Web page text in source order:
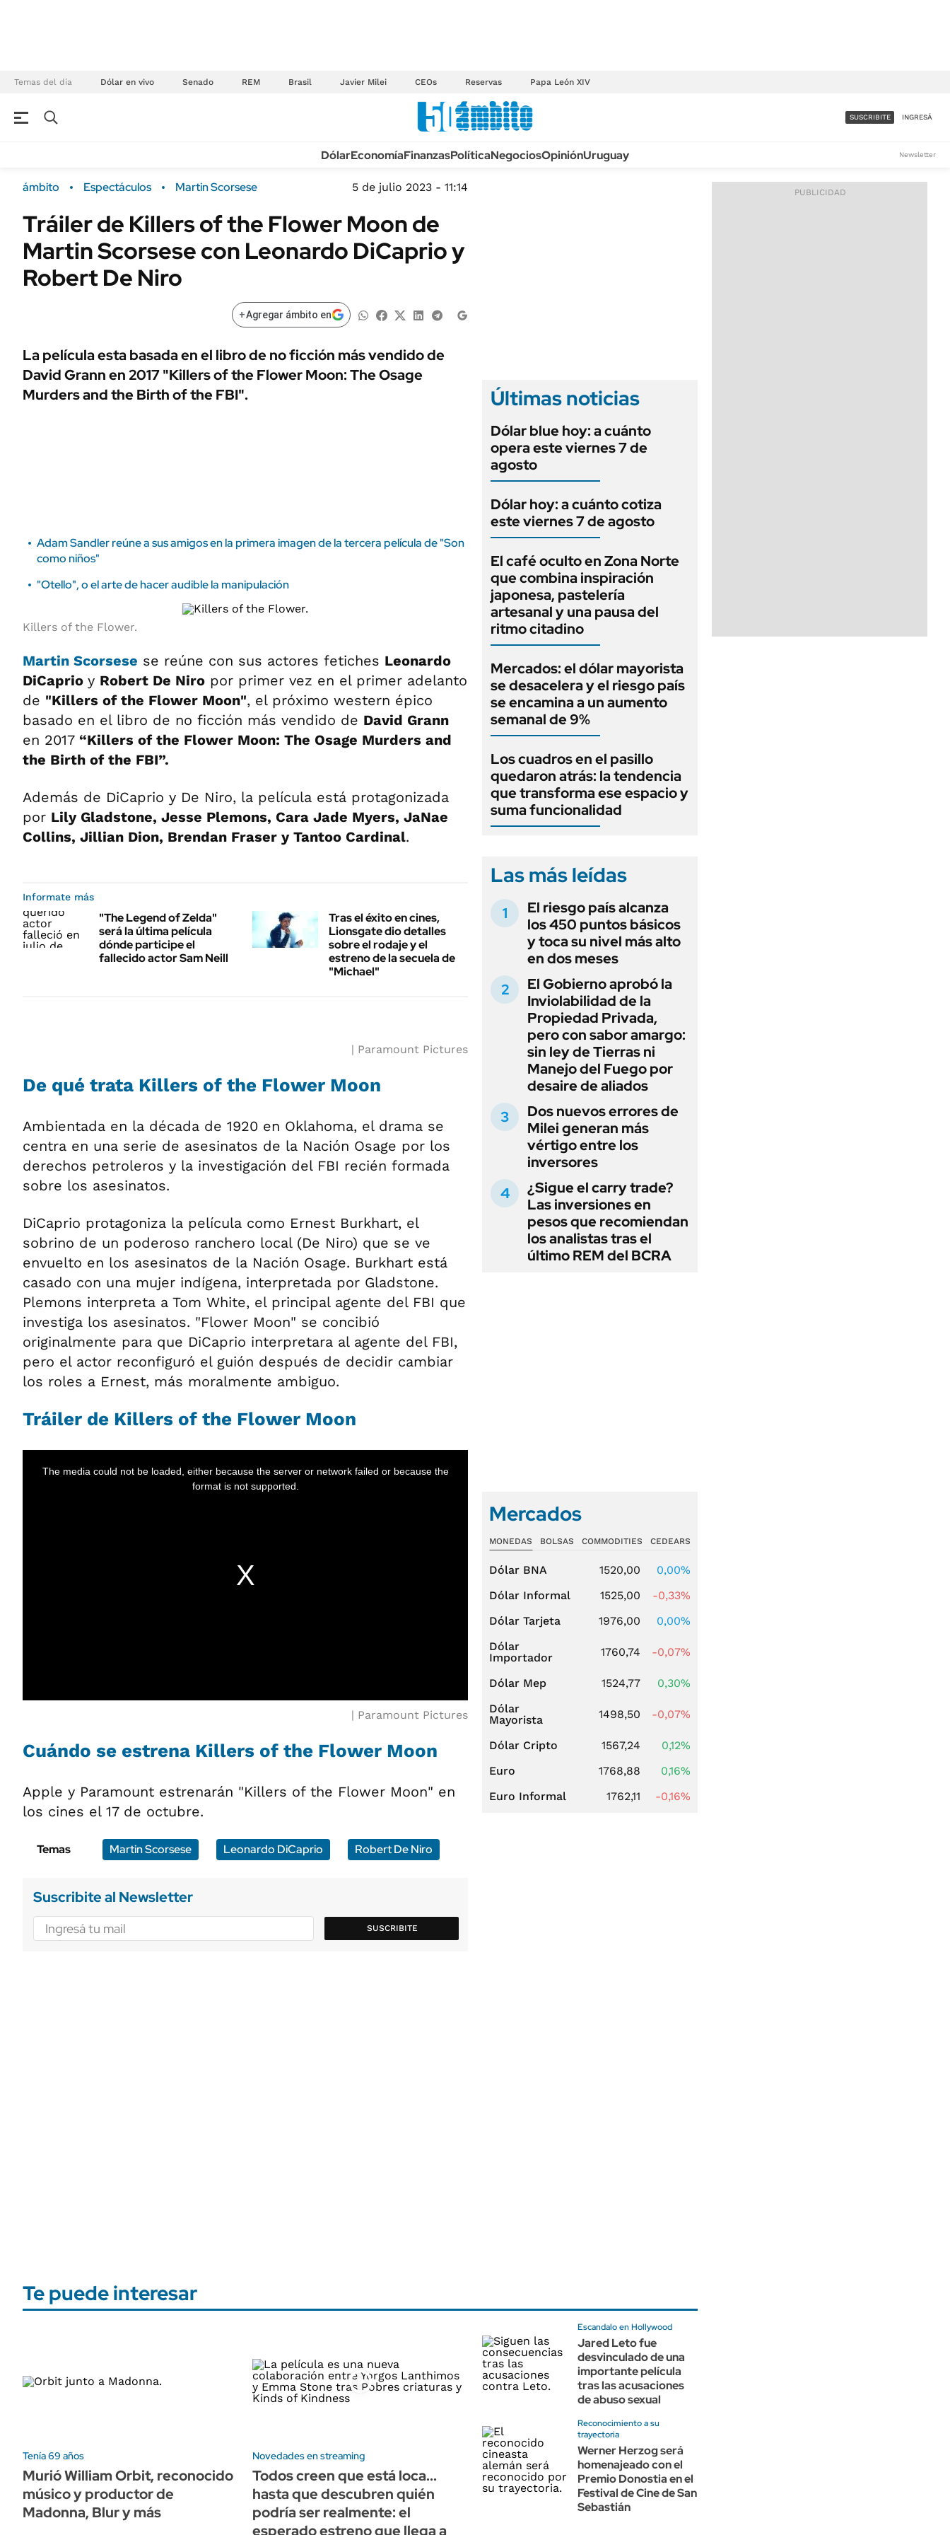
Temas del día Dólar en vivo Senado REM Brasil Javier Milei CEOs Reservas Papa León XIV
Campo
FINANZAS
Dólar
Sustentabilidad
URUGUAY
TECNOLOGÍA
MÉXICO
MUNDO
INFORMACIÓN GENERAL
AUTOS
ACCESO FULL - $1.800/MES
SUSCRIBITE INGRESÁ
DólarEconomíaFinanzasPolíticaNegociosOpiniónUruguay Newsletter
ámbito Espectáculos Martin Scorsese 5 de julio 2023 - 11:14
Tráiler de Killers of the Flower Moon de
Martin Scorsese con Leonardo DiCaprio y
Robert De Niro
+Agregar ámbito en
La película esta basada en el libro de no ficción más vendido de
David Grann en 2017 "Killers of the Flower Moon: The Osage
Murders and the Birth of the FBI".
Adam Sandler reúne a sus amigos en la primera imagen de la tercera película de "Son
como niños"
"Otello", o el arte de hacer audible la manipulación
Killers of the Flower.
Martin Scorsese se reúne con sus actores fetiches Leonardo
DiCaprio y Robert De Niro por primer vez en el primer adelanto
de "Killers of the Flower Moon", el próximo western épico
basado en el libro de no ficción más vendido de David Grann
en 2017 “Killers of the Flower Moon: The Osage Murders and
the Birth of the FBI”.
Además de DiCaprio y De Niro, la película está protagonizada
por Lily Gladstone, Jesse Plemons, Cara Jade Myers, JaNae
Collins, Jillian Dion, Brendan Fraser y Tantoo Cardinal.
Informate más
"The Legend of Zelda"
será la última película
dónde participe el
fallecido actor Sam Neill
Tras el éxito en cines,
Lionsgate dio detalles
sobre el rodaje y el
estreno de la secuela de
"Michael"
Paramount Pictures
De qué trata Killers of the Flower Moon
Ambientada en la década de 1920 en Oklahoma, el drama se
centra en una serie de asesinatos de la Nación Osage por los
derechos petroleros y la investigación del FBI recién formada
sobre los asesinatos.
DiCaprio protagoniza la película como Ernest Burkhart, el
sobrino de un poderoso ranchero local (De Niro) que se ve
envuelto en los asesinatos de la Nación Osage. Burkhart está
casado con una mujer indígena, interpretada por Gladstone.
Plemons interpreta a Tom White, el principal agente del FBI que
investiga los asesinatos. "Flower Moon" se concibió
originalmente para que DiCaprio interpretara al agente del FBI,
pero el actor reconfiguró el guión después de decidir cambiar
los roles a Ernest, más moralmente ambiguo.
Tráiler de Killers of the Flower Moon
Paramount Pictures
Cuándo se estrena Killers of the Flower Moon
Apple y Paramount estrenarán "Killers of the Flower Moon" en
los cines el 17 de octubre.
Temas Martin Scorsese Leonardo DiCaprio Robert De Niro
Suscribite al Newsletter
SUSCRIBITE
Últimas noticias
Dólar blue hoy: a cuánto
opera este viernes 7 de
agosto
Dólar hoy: a cuánto cotiza
este viernes 7 de agosto
El café oculto en Zona Norte
que combina inspiración
japonesa, pastelería
artesanal y una pausa del
ritmo citadino
Mercados: el dólar mayorista
se desacelera y el riesgo país
se encamina a un aumento
semanal de 9%
Los cuadros en el pasillo
quedaron atrás: la tendencia
que transforma ese espacio y
suma funcionalidad
Las más leídas
El riesgo país alcanza
los 450 puntos básicos
y toca su nivel más alto
en dos meses
El Gobierno aprobó la
Inviolabilidad de la
Propiedad Privada,
pero con sabor amargo:
sin ley de Tierras ni
Manejo del Fuego por
desaire de aliados
Dos nuevos errores de
Milei generan más
vértigo entre los
inversores
¿Sigue el carry trade?
Las inversiones en
pesos que recomiendan
los analistas tras el
último REM del BCRA
Mercados
MONEDAS BOLSAS COMMODITIES CEDEARS
Dólar BNA 1520,00
0,00%
Dólar Informal
1525,00
-0,33%
Dólar Tarjeta
1976,00
0,00%
Dólar
Importador
1760,74 -0,07%
Dólar Mep 1524,77
0,30%
Dólar
Mayorista
1498,50 -0,07%
Dólar Cripto 1567,24
0,12%
Euro
1768,88
0,16%
Euro Informal
1762,11 -0,16%
Te puede interesar
Tenía 69 años
Murió William Orbit, reconocido
músico y productor de
Madonna, Blur y más
Novedades en streaming
Todos creen que está loca...
hasta que descubren quién
podría ser realmente: el
esperado estreno que llega a
Escandalo en Hollywood
Jared Leto fue
desvinculado de una
importante película
tras las acusaciones
de abuso sexual
Reconocimiento a su
trayectoria
Werner Herzog será
homenajeado con el
Premio Donostia en el
Festival de Cine de San
Sebastián